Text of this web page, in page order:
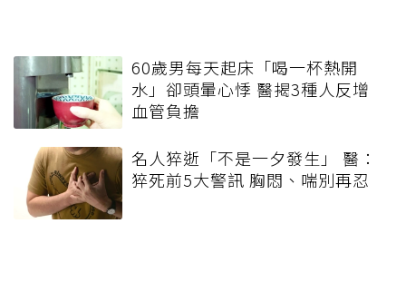
60歲男每天起床「喝一杯熱開
水」卻頭暈心悸 醫揭3種人反增
血管負擔
名人猝逝「不是一夕發生」 醫：
猝死前5大警訊 胸悶、喘別再忍